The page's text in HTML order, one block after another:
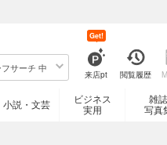
サーチ 中
来店pt
Get!
閲覧履歴
小説・文芸
ビジネス
実用
雑誌
写真